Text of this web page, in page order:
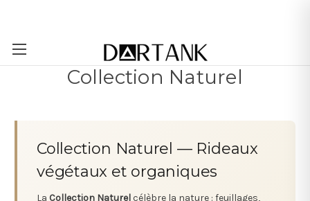
Passer au contenu principal
Collection Naturel
Collection Naturel — Rideaux
végétaux et organiques
La Collection Naturel célèbre la nature : feuillages,